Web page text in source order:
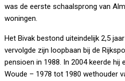
was de eerste schaalsprong van
woningen.
Het Bivak bestond uiteindelijk 2,5
vervolgde zijn loopbaan bij de
pensioen in 1988. In 2004 keerde hij
Woude – 1978 tot 1980 wethouder